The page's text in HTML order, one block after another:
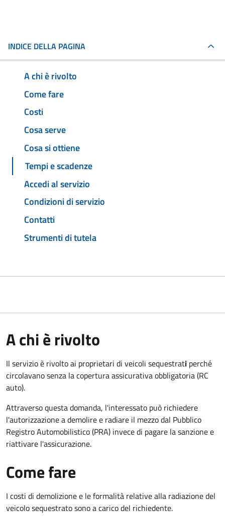
INDICE DELLA PAGINA
A chi è rivolto
Come fare
Costi
Cosa serve
Cosa si ottiene
Tempi e scadenze
Accedi al servizio
Condizioni di servizio
Contatti
Strumenti di tutela
A chi è rivolto
Il servizio è rivolto ai proprietari di veicoli sequestrati perché
circolavano senza la copertura assicurativa obbligatoria (RC
auto).
Attraverso questa domanda, l'interessato può richiedere
l'autorizzazione a demolire e radiare il mezzo dal Pubblico
Registro Automobilistico (PRA) invece di pagare la sanzione e
riattivare l'assicurazione.
Come fare
I costi di demolizione e le formalità relative alla radiazione del
veicolo sequestrato sono a carico del richiedente.